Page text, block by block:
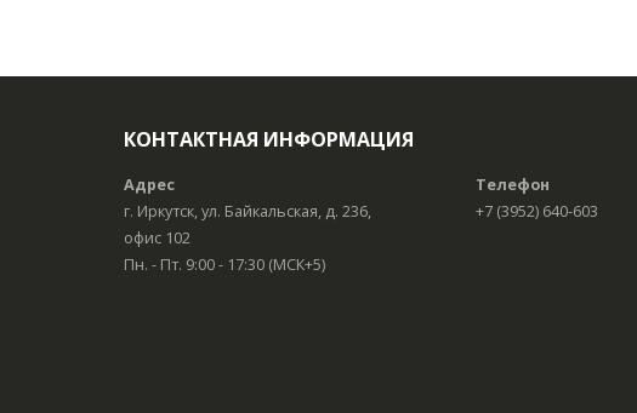
КОНТАКТНАЯ ИНФОРМАЦИЯ
Адрес
г. Иркутск, ул. Байкальская, д. 236,
офис 102
Пн. - Пт. 9:00 - 17:30 (МСК+5)
Телефон
+7 (3952) 640-603